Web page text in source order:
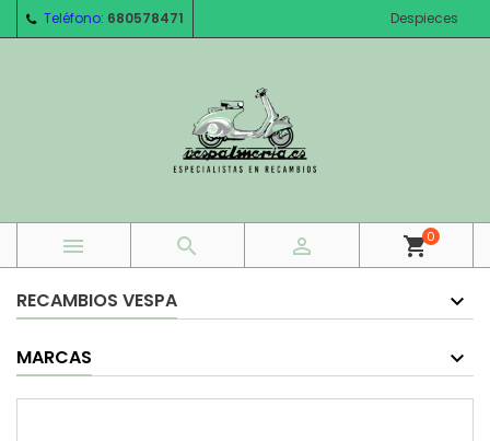
Teléfono: 680578471 Despieces
   shopping_cart0
RECAMBIOS VESPA
MARCAS